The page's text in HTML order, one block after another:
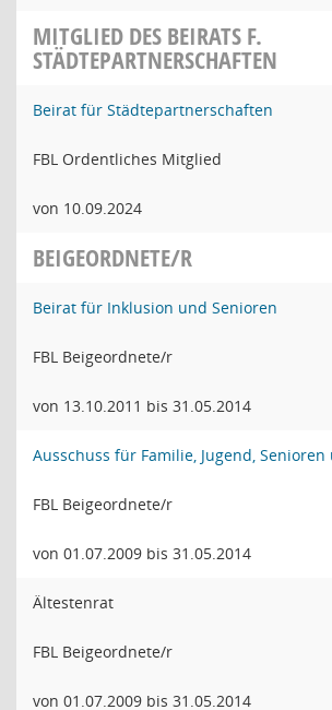
MITGLIED DES BEIRATS F.
STÄDTEPARTNERSCHAFTEN
Beirat für Städtepartnerschaften
FBL Ordentliches Mitglied
von 10.09.2024
BEIGEORDNETE/R
Beirat für Inklusion und Senioren
FBL Beigeordnete/r
von 13.10.2011 bis 31.05.2014
Ausschuss für Familie, Jugend, Senioren
FBL Beigeordnete/r
von 01.07.2009 bis 31.05.2014
Ältestenrat
FBL Beigeordnete/r
von 01.07.2009 bis 31.05.2014